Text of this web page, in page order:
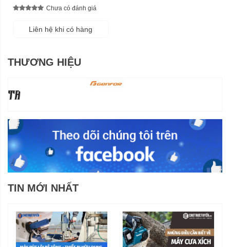
Chưa có đánh giá
Liên hệ khi có hàng
THƯƠNG HIỆU
TIN MỚI NHẤT